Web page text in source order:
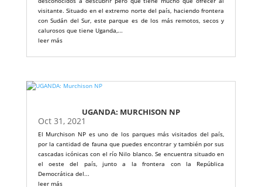
visitante. Situado en el extremo norte del país, haciendo frontera
con Sudán del Sur, este parque es de los más remotos, secos y
calurosos que tiene Uganda,...
leer más
UGANDA: MURCHISON NP
Oct 31, 2021
El Murchison NP es uno de los parques más visitados del país,
por la cantidad de fauna que puedes encontrar y también por sus
cascadas icónicas con el río Nilo blanco. Se encuentra situado en
el oeste del país, junto a la frontera con la República
Democrática del...
leer más